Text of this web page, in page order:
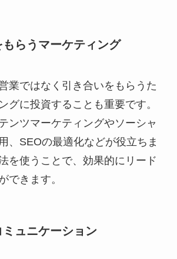
らうマーケティング
業ではなく引き合いをもらうた
グに投資することも重要です。
ンツマーケティングやソーシャ
、SEOの最適化などが役立ちま
を使うことで、効果的にリード
できます。
ュニケーション